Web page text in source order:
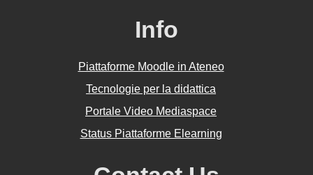
Info
Piattaforme Moodle in Ateneo
Tecnologie per la didattica
Portale Video Mediaspace
Status Piattaforme Elearning